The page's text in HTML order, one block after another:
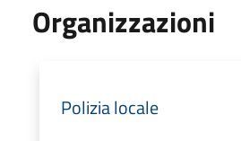
Organizzazioni
Polizia locale